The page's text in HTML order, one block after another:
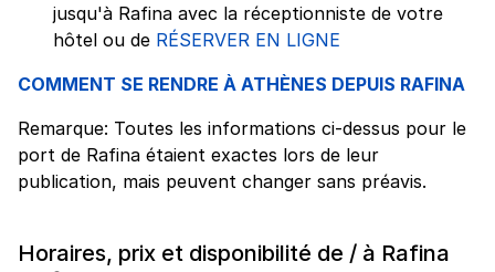
jusqu'à Rafina avec la réceptionniste de votre
hôtel ou de RÉSERVER EN LIGNE
COMMENT SE RENDRE À ATHÈNES DEPUIS RAFINA
Remarque: Toutes les informations ci-dessus pour le
port de Rafina étaient exactes lors de leur
publication, mais peuvent changer sans préavis.
Horaires, prix et disponibilité de / à Rafina